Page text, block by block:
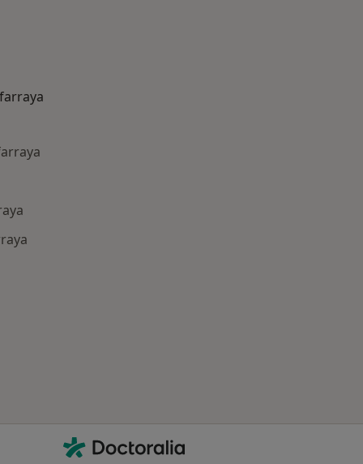
Contacto
Doctoralia - Página de inicio